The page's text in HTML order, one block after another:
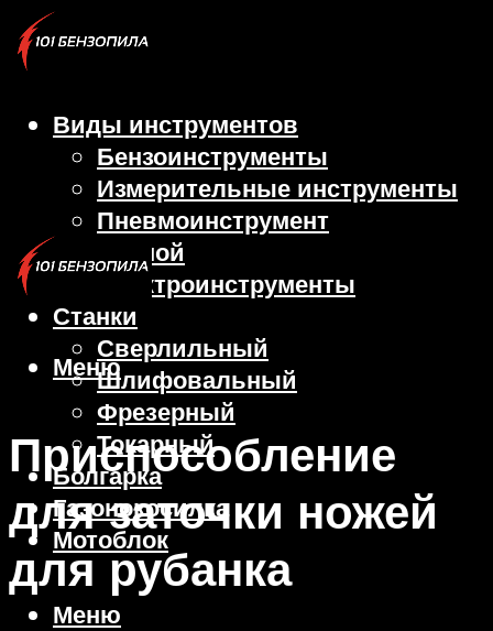
Виды инструментов
Бензоинструменты
Измерительные инструменты
Пневмоинструмент
Ручной
Электроинструменты
Станки
Сверлильный
Шлифовальный
Фрезерный
Токарный
Болгарка
Газонокосилка
Мотоблок
Меню
Меню
Приспособление
для заточки ножей
для рубанка